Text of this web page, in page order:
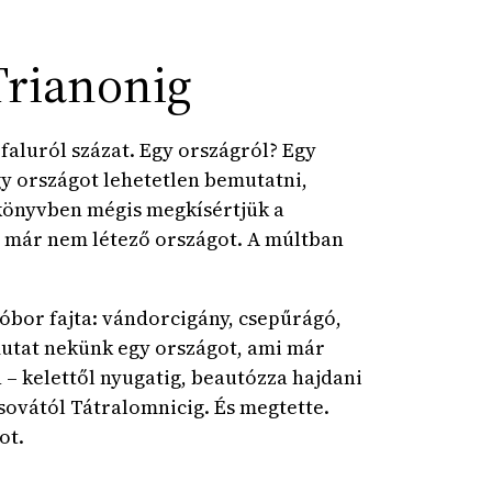
százat. Egy országról? Egy
országot lehetetlen bemutatni,
mégis megkísértjük a
nem létező országot. A múltban
fajta: vándorcigány, csepűrágó,
nekünk egy országot, ami már
kelettől nyugatig, beautózza hajdani
Tátralomnicig. És megtette.